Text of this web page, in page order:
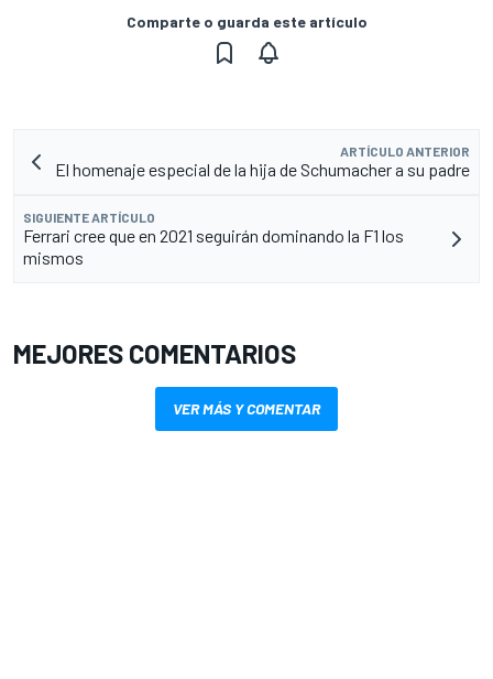
Comparte o guarda este artículo
ARTÍCULO ANTERIOR
El homenaje especial de la hija de Schumacher a su padre
SIGUIENTE ARTÍCULO
Ferrari cree que en 2021 seguirán dominando la F1 los
mismos
MEJORES COMENTARIOS
VER MÁS Y COMENTAR